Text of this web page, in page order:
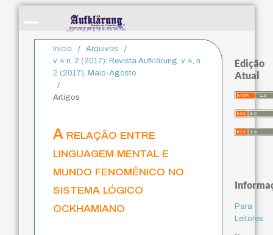
Início / Arquivos
/
v. 4 n. 2 (2017): Revista Aufklärung. v. 4, n.
2 (2017), Maio-Agosto
/
Artigos
A relação entre
linguagem mental e
mundo fenomênico no
sistema lógico
ockhamiano
Edição
Atual
Para
Leitores